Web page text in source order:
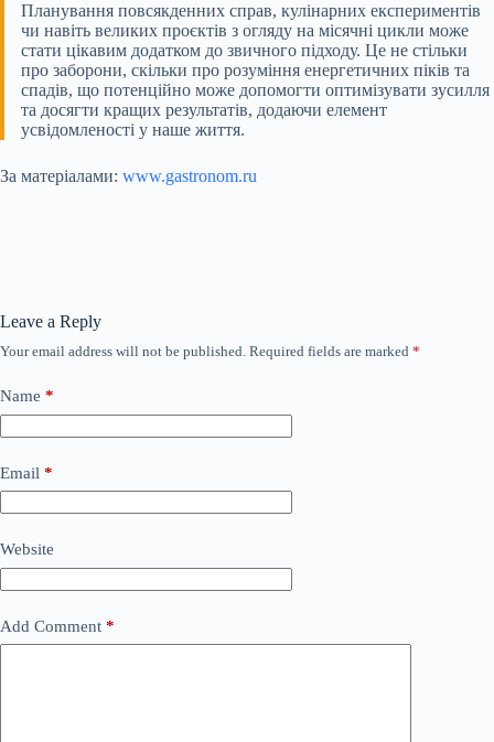
Планування повсякденних справ, кулінарних експериментів
чи навіть великих проєктів з огляду на місячні цикли може
стати цікавим додатком до звичного підходу. Це не стільки
про заборони, скільки про розуміння енергетичних піків та
спадів, що потенційно може допомогти оптимізувати зусилля
та досягти кращих результатів, додаючи елемент
усвідомленості у наше життя.
За матеріалами: www.gastronom.ru
Leave a Reply
Your email address will not be published. Required fields are marked *
Name *
Email *
Website
Add Comment *